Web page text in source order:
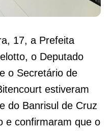
17, a Prefeita
o Deputado
o Secretário de
estiveram
do Banrisul de Cruz
e confirmaram que o